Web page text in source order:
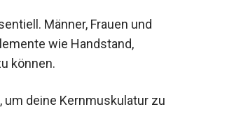
Männer, Frauen und
wie Handstand,
können.
um deine Kernmuskulatur zu